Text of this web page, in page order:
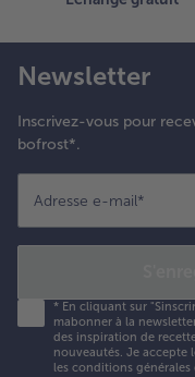
poulet
la
et
les
Newsletter
Inscrivez-vous pour
bofrost*.
Adresse e-mail*
* En cliquant sur
mabonner à la
des inspiration de
nouveautés. Je accepte
les conditions